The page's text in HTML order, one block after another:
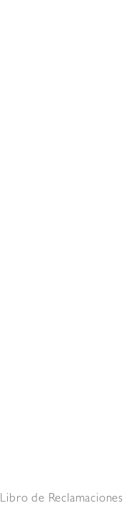
Libro de Reclamaciones